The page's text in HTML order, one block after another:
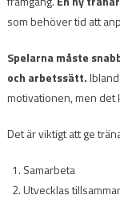
som behöver tid att
Spelarna måste
och arbetssätt.
motivationen, men det
Det är viktigt att ge
Samarbeta
Utvecklas